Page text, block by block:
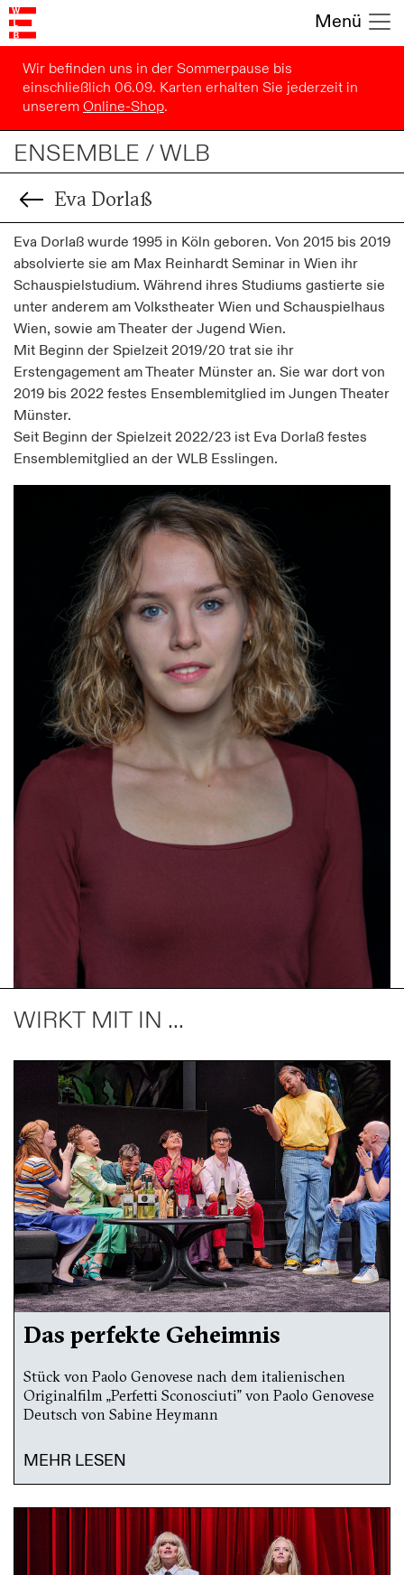
Menü
Wir befinden uns in der Sommerpause bis
einschließlich 06.09. Karten erhalten Sie jederzeit in
unseremOnline-Shop.
ENSEMBLE / WLB
Eva Dorlaß
Eva Dorlaß wurde 1995 in Köln geboren. Von 2015 bis 2019
absolvierte sie am Max Reinhardt Seminar in Wien ihr
Schauspielstudium. Während ihres Studiums gastierte sie
unter anderem am Volkstheater Wien und Schauspielhaus
Wien, sowie am Theater der Jugend Wien.
Mit Beginn der Spielzeit 2019/20 trat sie ihr
Erstengagement am Theater Münster an. Sie war dort von
2019 bis 2022 festes Ensemblemitglied im Jungen Theater
Münster.
Seit Beginn der Spielzeit 2022/23 ist Eva Dorlaß festes
Ensemblemitglied an der WLB Esslingen.
WIRKT MIT IN ...
Das perfekte Geheimnis
Stück von Paolo Genovese nach dem italienischen
Originalfilm „Perfetti Sconosciuti” von Paolo Genovese
Deutsch von Sabine Heymann
MEHR LESEN